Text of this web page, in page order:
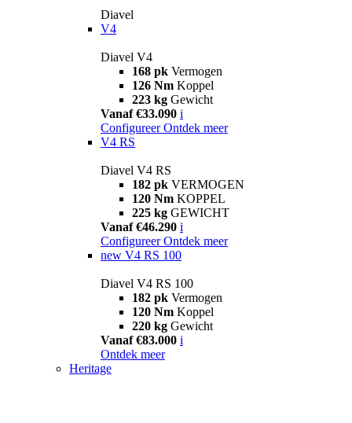
Diavel
V4
Diavel V4
168 pk Vermogen
126 Nm Koppel
223 kg Gewicht
Vanaf €33.090 i
Configureer Ontdek meer
V4 RS
Diavel V4 RS
182 pk VERMOGEN
120 Nm KOPPEL
225 kg GEWICHT
Vanaf €46.290 i
Configureer Ontdek meer
new V4 RS 100
Diavel V4 RS 100
182 pk Vermogen
120 Nm Koppel
220 kg Gewicht
Vanaf €83.000 i
Ontdek meer
Heritage